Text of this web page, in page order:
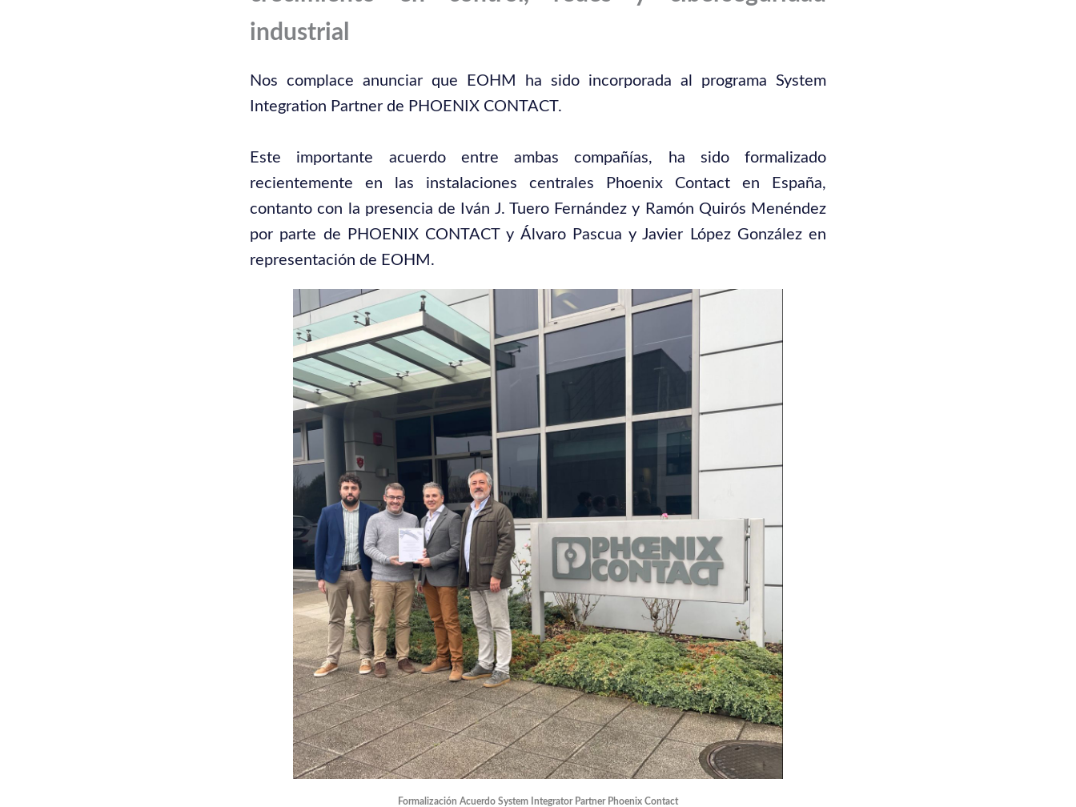
industrial
Nos complace anunciar que EOHM ha sido incorporada al programa System
Integration Partner de PHOENIX CONTACT.
Este importante acuerdo entre ambas compañías, ha sido formalizado
recientemente en las instalaciones centrales Phoenix Contact en España,
contanto con la presencia de Iván J. Tuero Fernández y Ramón Quirós Menéndez
por parte de PHOENIX CONTACT y Álvaro Pascua y Javier López González en
representación de EOHM.
Formalización Acuerdo System Integrator Partner Phoenix Contact